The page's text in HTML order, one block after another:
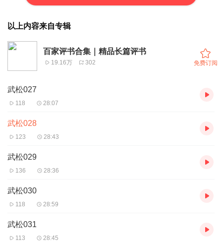
以上内容来自专辑
百家评书合集｜精品长篇评书
19.16万 302 免费订阅
武松027
118 28:07
武松028
123 28:43
武松029
136 28:36
武松030
118 28:59
武松031
113 28:45